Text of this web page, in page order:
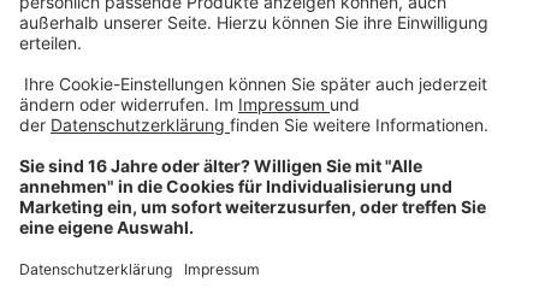
Über uns
Dehner Unternehmen
Jobs bei Dehner